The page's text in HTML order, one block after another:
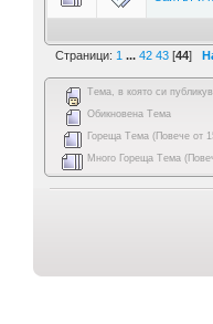
Страници: 1 ... 42 43 [44]
Тема, в която си
Обикновена Тема
Гореща Тема (Повече от
Много Гореща Тема